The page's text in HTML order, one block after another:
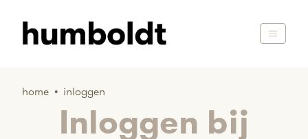
home • inloggen
Inloggen bij